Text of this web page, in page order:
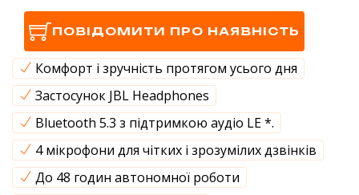
ПОВІДОМИТИ ПРО НАЯВНІСТЬ
Комфорт і зручність протягом усього дня
Застосунок JBL Headphones
Bluetooth 5.3 з підтримкою аудіо LE *.
4 мікрофони для чітких і зрозумілих дзвінків
До 48 годин автономної роботи